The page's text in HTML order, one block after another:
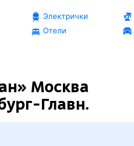
Электрички
Отели
Москва
Главн.